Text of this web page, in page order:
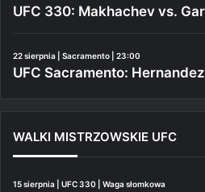
UFC 330: Makhachev vs.
22 sierpnia | Sacramento | 23:00
UFC Sacramento:
WALKI MISTRZOWSKIE UFC
15 sierpnia | UFC 330 | Waga słomkowa